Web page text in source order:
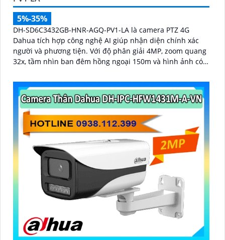
5%-35%
DH-SD6C3432GB-HNR-AGQ-PV1-LA là camera PTZ 4G
Dahua tích hợp công nghệ AI giúp nhận diện chính xác
người và phương tiện. Với độ phân giải 4MP, zoom quang
32x, tầm nhìn ban đêm hồng ngoại 150m và hình ảnh có
rõ nét 24/7